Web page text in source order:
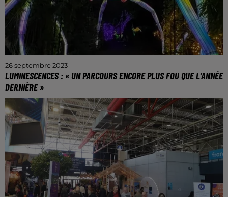
26 septembre 2023
LUMINESCENCES : « UN PARCOURS ENCORE PLUS FOU QUE L’ANNÉE
DERNIÈRE »
Le Zoo d’Amnéville vous donne rendez-vous le 21
octobre, à partir de 18h30.